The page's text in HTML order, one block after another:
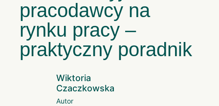
pracodawcy na
rynku pracy –
praktyczny poradnik
Wiktoria
Czaczkowska
Autor